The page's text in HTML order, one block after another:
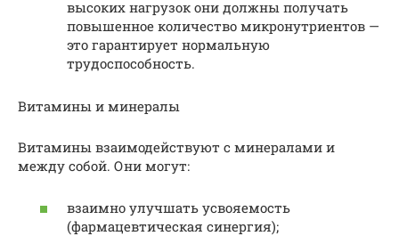
высоких нагрузок они должны получать
повышенное количество микронутриентов —
это гарантирует нормальную
трудоспособность.
Витамины и минералы
Витамины взаимодействуют с минералами и
между собой. Они могут:
взаимно улучшать усвояемость
(фармацевтическая синергия);